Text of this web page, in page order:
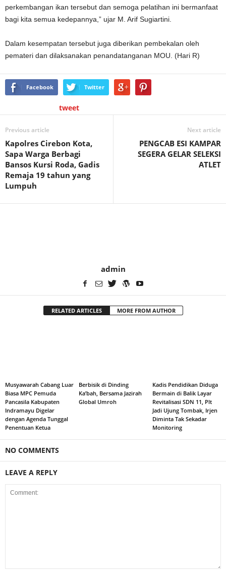
perkembangan ikan tersebut dan semoga pelatihan ini bermanfaat
bagi kita semua kedepannya,” ujar M. Arif Sugiartini.
Dalam kesempatan tersebut juga diberikan pembekalan oleh
pemateri dan dilaksanakan penandatanganan MOU. (Hari R)
Facebook Twitter
tweet
Previous article
Kapolres Cirebon Kota,
Sapa Warga Berbagi
Bansos Kursi Roda, Gadis
Remaja 19 tahun yang
Lumpuh
Next article
PENGCAB ESI KAMPAR
SEGERA GELAR SELEKSI
ATLET
admin
RELATED ARTICLES MORE FROM AUTHOR
Musyawarah Cabang Luar
Biasa MPC Pemuda
Pancasila Kabupaten
Indramayu Digelar
dengan Agenda Tunggal
Penentuan Ketua
Berbisik di Dinding
Ka’bah, Bersama Jazirah
Global Umroh
Kadis Pendidikan Diduga
Bermain di Balik Layar
Revitalisasi SDN 11, Plt
Jadi Ujung Tombak, Irjen
Diminta Tak Sekadar
Monitoring
NO COMMENTS
LEAVE A REPLY